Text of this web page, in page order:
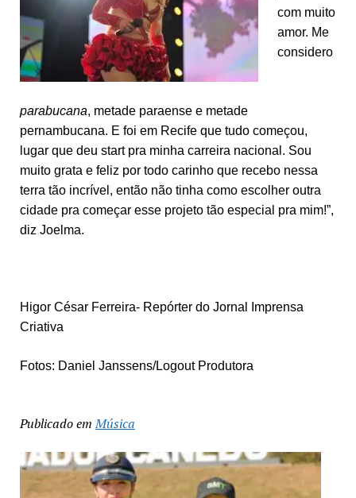
com muito
amor. Me
considero
parabucana, metade paraense e metade
pernambucana. E foi em Recife que tudo começou,
lugar que deu start pra minha carreira nacional. Sou
muito grata e feliz por todo carinho que recebo nessa
terra tão incrível, então não tinha como escolher outra
cidade pra começar esse projeto tão especial pra mim!”,
diz Joelma.
Higor César Ferreira- Repórter do Jornal Imprensa
Criativa
Fotos: Daniel Janssens/Logout Produtora
Publicado em Música